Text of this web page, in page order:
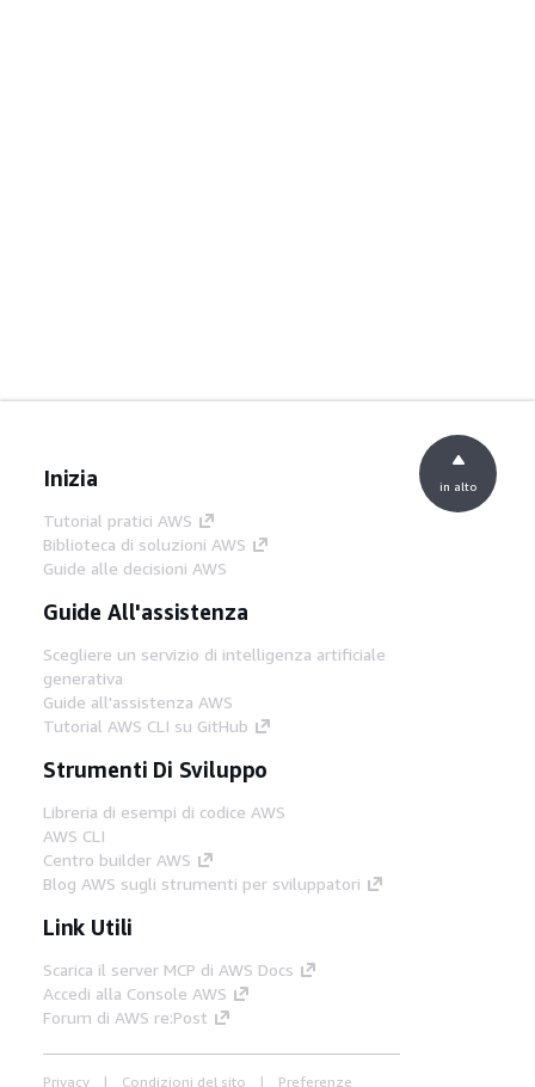
Inizia
Tutorial pratici AWS
Biblioteca di soluzioni AWS
Guide alle decisioni AWS
Guide All'assistenza
Scegliere un servizio di intelligenza artificiale
generativa
Guide all'assistenza AWS
Tutorial AWS CLI su GitHub
Strumenti Di Sviluppo
Libreria di esempi di codice AWS
AWS CLI
Centro builder AWS
Blog AWS sugli strumenti per sviluppatori
Link Utili
Scarica il server MCP di AWS Docs
Accedi alla Console AWS
Forum di AWS re:Post
Privacy Condizioni del sito Preferenze
in alto